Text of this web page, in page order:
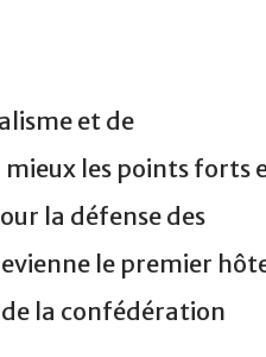
et de
les points forts
la défense des
le premier
la confédération